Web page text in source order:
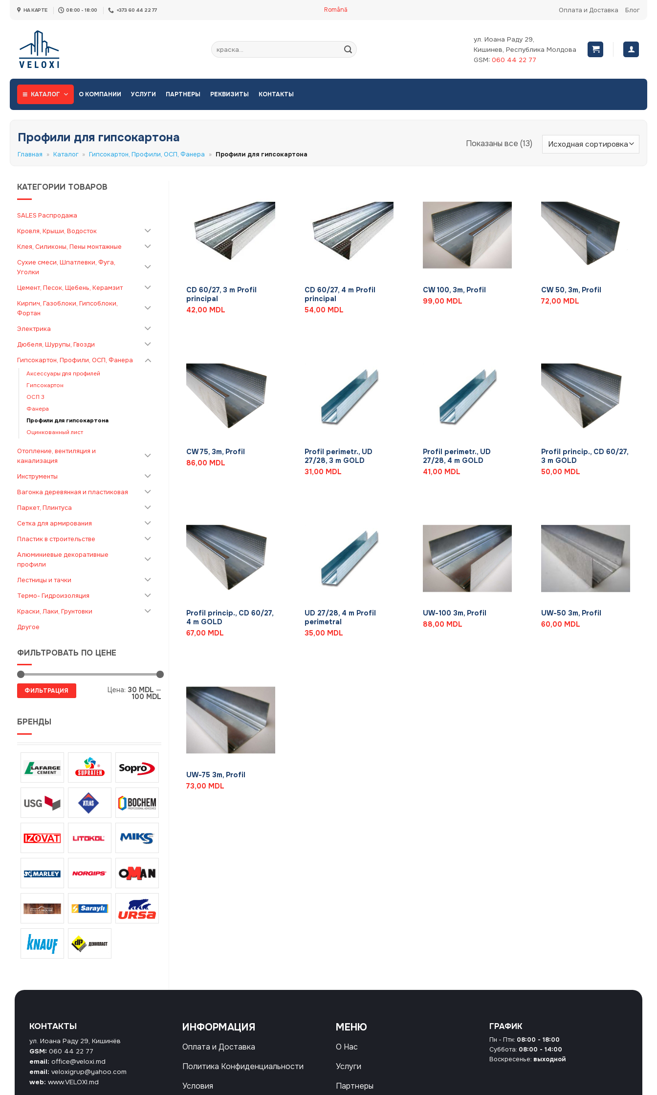
НА КАРТЕ 08:00 - 18:00 +373 60 44 22 77 Română Оплата и Доставка Блог
Искать:
ул. Иоана Раду 29,
Кишинев, Республика Молдова
GSM: 060 44 22 77
КАТАЛОГ О КОМПАНИИ УСЛУГИ ПАРТНЕРЫ РЕКВИЗИТЫ КОНТАКТЫ
Профили для гипсокартона
Главная » Каталог » Гипсокартон, Профили, ОСП, Фанера » Профили для гипсокартона
Показаны все (13)
КАТЕГОРИИ ТОВАРОВ
SALES Распродажа
Кровля, Крыши, Водосток
Клея, Силиконы, Пены монтажные
Сухие смеси, Шпатлевки, Фуга,
Уголки
Цемент, Песок, Щебень, Керамзит
Кирпич, Газоблоки, Гипсоблоки,
Фортан
Электрика
Дюбеля, Шурупы, Гвозди
Гипсокартон, Профили, ОСП, Фанера
Аксессуары для профилей
Гипсокартон
ОСП 3
Фанера
Профили для гипсокартона
Оцинкованный лист
Отопление, вентиляция и
канализация
Инструменты
Вагонка деревянная и пластиковая
Паркет, Плинтуса
Сетка для армирования
Пластик в строительстве
Алюминиевые декоративные
профили
Лестницы и тачки
Термо- Гидроизоляция
Краски, Лаки, Грунтовки
Другое
ФИЛЬТРОВАТЬ ПО ЦЕНЕ
Минимальная
цена
Максимальная
цена
ФИЛЬТРАЦИЯ Цена: 30 MDL —
100 MDL
БРЕНДЫ
CD 60/27, 3 m Profil
principal
42,00 MDL
CD 60/27, 4 m Profil
principal
54,00 MDL
CW 100, 3m, Profil
99,00 MDL
CW 50, 3m, Profil
72,00 MDL
CW 75, 3m, Profil
86,00 MDL
Profil perimetr., UD
27/28, 3 m GOLD
31,00 MDL
Profil perimetr., UD
27/28, 4 m GOLD
41,00 MDL
Profil princip., CD 60/27,
3 m GOLD
50,00 MDL
Profil princip., CD 60/27,
4 m GOLD
67,00 MDL
UD 27/28, 4 m Profil
perimetral
35,00 MDL
+
UW-100 3m, Profil
88,00 MDL
+
UW-50 3m, Profil
60,00 MDL
UW-75 3m, Profil
73,00 MDL
КОНТАКТЫ
ул. Иоана Раду 29, Кишинёв
GSM: 060 44 22 77
email: office@veloxi.md
email: veloxigrup@yahoo.com
web: www.VELOXI.md
ИНФОРМАЦИЯ
Оплата и Доставка
Политика Конфиденциальности
Условия
МЕНЮ
О Нас
Услуги
Партнеры
ГРАФИК
Пн - Птн: 08:00 - 18:00
Суббота: 08:00 - 14:00
Воскресенье: выходной